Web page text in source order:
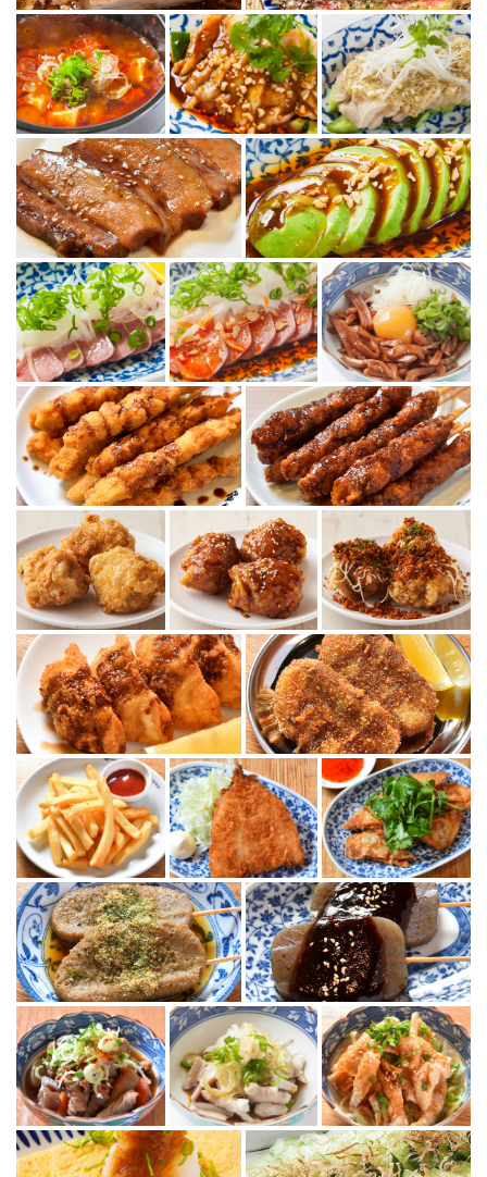
この店舗情報をシェアする
写真 | 【浜松居酒屋】浜松餃子 浜太郎（浜松駅前店）
静岡県浜松市中央区田町330-22
https://hamatarou-ta.owst.jp/gallery
お店情報をコピー